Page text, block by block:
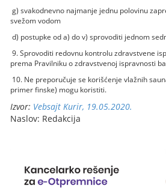
g) svakodnevno najmanje jednu polovinu
svežom vodom
d) postupke od a) do v) sprovoditi jednom
9. Sprovoditi redovnu kontrolu zdravstvene
prema Pravilniku o zdravstvenoj ispravnosti
10. Ne preporučuje se korišćenje vlažnih
primer finske) mogu koristiti.
Izvor: Vebsajt Kurir, 19.05.2020.
Naslov: Redakcija